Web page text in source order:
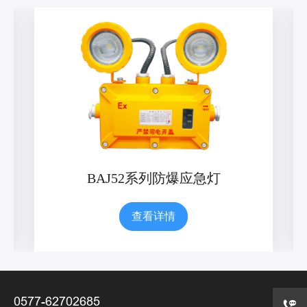
BAJ52系列防爆应急灯
查看详情
0577-62702685